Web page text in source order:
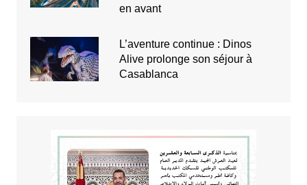
en avant
L’aventure continue : Dinos
Alive prolonge son séjour à
Casablanca